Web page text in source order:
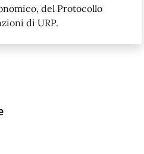
del Protocollo
di URP.